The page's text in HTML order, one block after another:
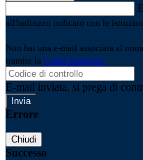
all'indirizzo indicato con le
Non hai una e-mail associata al
tramite la Login Spaggiari
E-mail inviata, si prega di
Errore
Chiudi
Successo